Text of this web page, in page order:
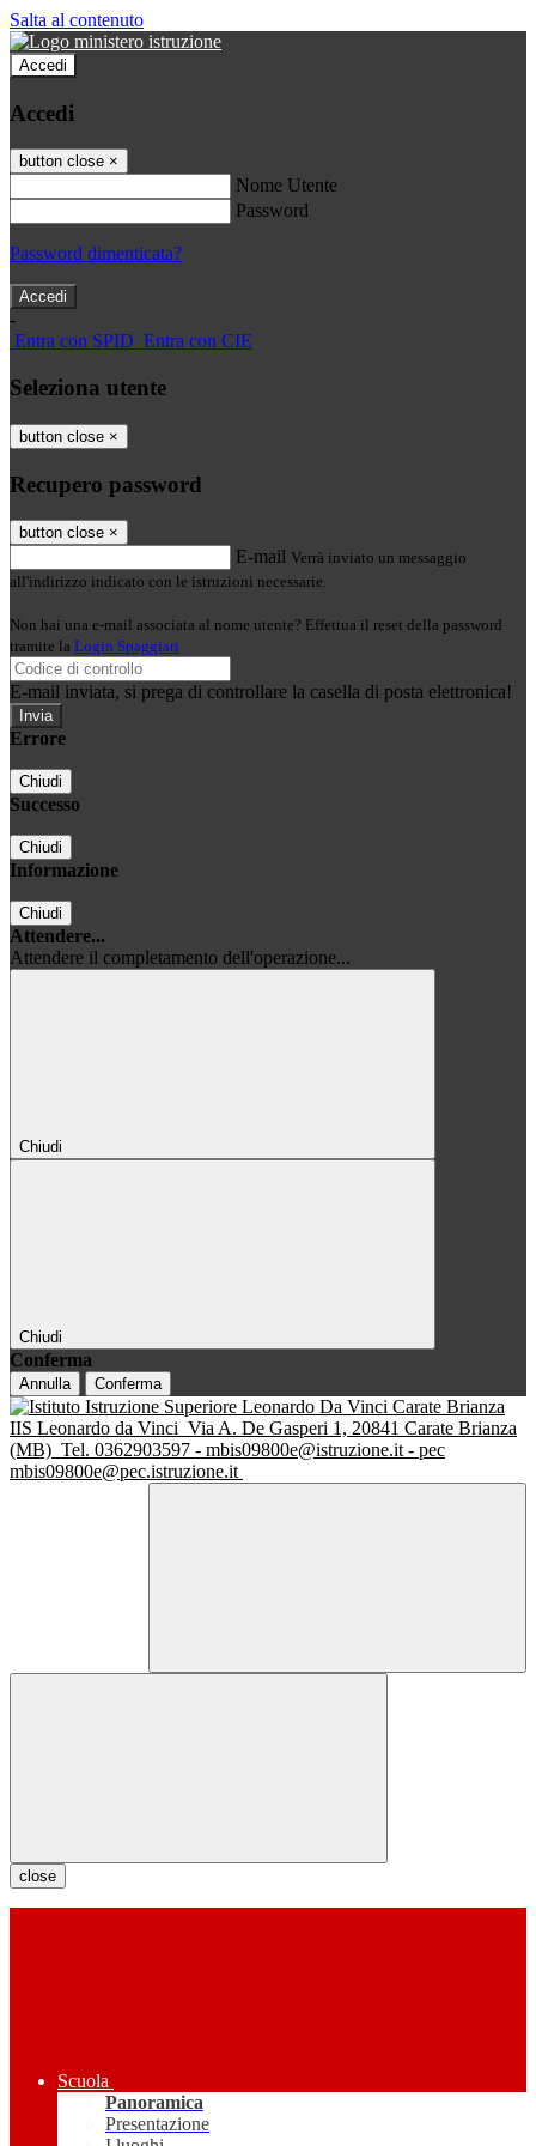
Salta al contenuto
Accedi
Accedi
button close ×
Nome Utente
Password
Password dimenticata?
-
Entra con SPID Entra con CIE
Seleziona utente
button close ×
Recupero password
button close ×
E-mail Verrà inviato un messaggio
all'indirizzo indicato con le istruzioni necessarie.
Non hai una e-mail associata al nome utente? Effettua il reset della password
tramite la Login Spaggiari
E-mail inviata, si prega di controllare la casella di posta elettronica!
Errore
Chiudi
Successo
Chiudi
Informazione
Chiudi
Attendere...
Attendere il completamento dell'operazione...
Chiudi
Chiudi
Conferma
Annulla Conferma
IIS Leonardo da Vinci Via A. De Gasperi 1, 20841 Carate Brianza
(MB) Tel. 0362903597 - mbis09800e@istruzione.it - pec
mbis09800e@pec.istruzione.it
close
Scuola
Panoramica
Presentazione